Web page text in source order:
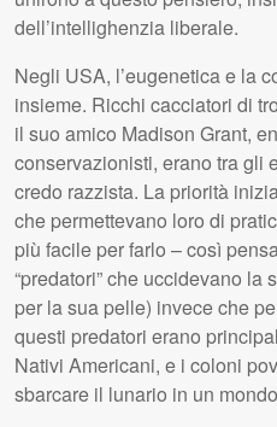
dell’intellighenzia liberale.
Negli USA, l’eugenetica e la
insieme. Ricchi cacciatori di
il suo amico Madison Grant,
conservazionisti, erano tra gli
credo razzista. La priorità
che permettevano loro di
più facile per farlo – così
“predatori” che uccidevano
per la sua pelle) invece che
questi predatori erano
Nativi Americani, e i coloni
sbarcare il lunario in un